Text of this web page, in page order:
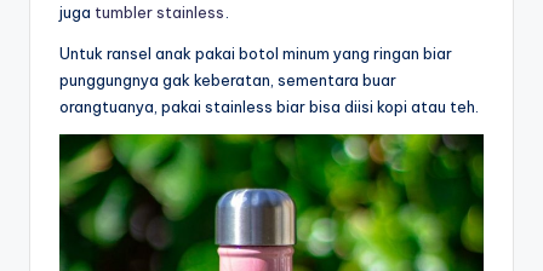
juga tumbler stainless
Untuk ransel anak pakai botol minum yang ringan biar
punggungnya gak keberatan, sementara buar
orangtuanya, pakai stainless biar bisa diisi kopi atau teh.